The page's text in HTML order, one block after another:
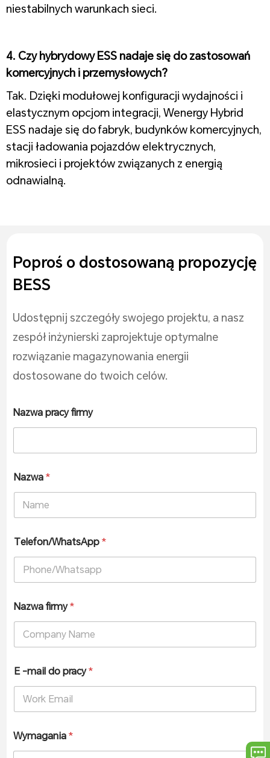
niestabilnych warunkach sieci.
4. Czy hybrydowy ESS nadaje się do zastosowań
komercyjnych i przemysłowych?
Tak. Dzięki modułowej konfiguracji wydajności i
elastycznym opcjom integracji, Wenergy Hybrid
ESS nadaje się do fabryk, budynków komercyjnych,
stacji ładowania pojazdów elektrycznych,
mikrosieci i projektów związanych z energią
odnawialną.
Poproś o dostosowaną propozycję
BESS
Udostępnij szczegóły swojego projektu, a nasz
zespół inżynierski zaprojektuje optymalne
rozwiązanie magazynowania energii
dostosowane do twoich celów.
Nazwa pracy firmy
Nazwa*
Telefon/WhatsApp*
Nazwa firmy*
E -mail do pracy*
Wymagania*